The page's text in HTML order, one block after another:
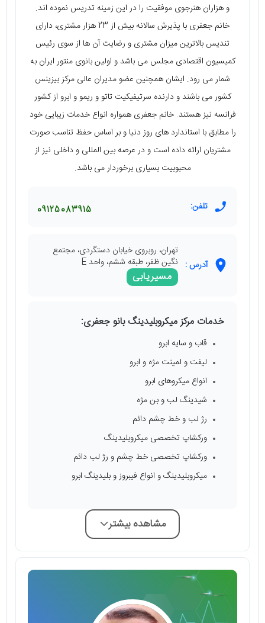
و هزاران هنرجوی موفقیت را در این زمینه تدریس نموده‌ اند.
خانم جعفری با پذیرش سالانه بیش از 23 هزار مشتری، دارای
تندیس بالاترین میزان مشتری و رضایت آن ها از سوی رئیس
کمیسیون اقتصادی مجلس می‌ باشد و اولین بانوی منتور ایران به
شمار می‌ رود. ایشان همچنین عضو مدیران عالی مرکز بیزینس
کشور می‌ باشند و دارنده سرتیفیکیت تاتو و ریمو و ابرو از کشور
فرانسه نیز هستند. خانم جعفری همواره انواع خدمات زیبایی خود
را مطابق با استاندارد های روز دنیا و بر اساس حفظ تناسب صورت
مشتریان ارائه داده است و در عرصه بین المللی و داخلی نیز از
محبوبیت بسیاری برخوردار می‌ باشد.
تلفن: 09125083915
آدرس :
تهران، روبروی خیابان دستگردی، مجتمع
نگین ظفر، طبقه ششم، واحد E
مسیریابی
خدمات مرکز میکروبلیدینگ بانو جعفری:
قاب و سایه ابرو
لیفت و لمینت مژه و ابرو
انواع میکروهای ابرو
شیدینگ لب و بن مژه
رژ لب و خط چشم دائم
ورکشاپ تخصصی میکروبلیدینگ
ورکشاپ تخصصی خط چشم و رژ لب دائم
میکروبلیدینگ و انواع فیبروز و بلیدینگ ابرو
مشاهده بیشتر